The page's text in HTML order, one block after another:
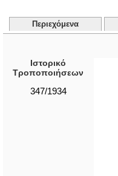
Περιεχόμενα
Ιστορικό
Τροποποιήσεων
347/1934